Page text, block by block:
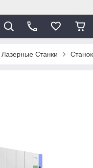
Лазерные Станки